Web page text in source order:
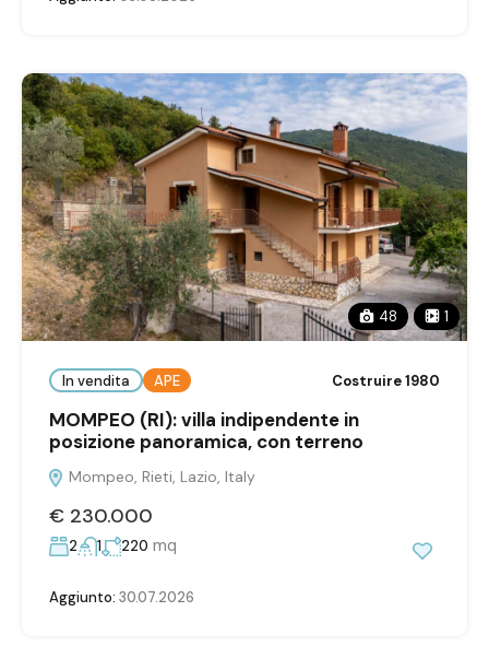
48 1
In vendita APE Costruire 1980
MOMPEO (RI): villa indipendente in
posizione panoramica, con terreno
Mompeo, Rieti, Lazio, Italy
€ 230.000
2 1 220 mq
Aggiunto: 30.07.2026